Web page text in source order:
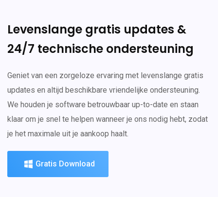
Levenslange gratis updates &
24/7 technische ondersteuning
Geniet van een zorgeloze ervaring met levenslange gratis
updates en altijd beschikbare vriendelijke ondersteuning.
We houden je software betrouwbaar up-to-date en staan
klaar om je snel te helpen wanneer je ons nodig hebt, zodat
je het maximale uit je aankoop haalt.
Gratis Download